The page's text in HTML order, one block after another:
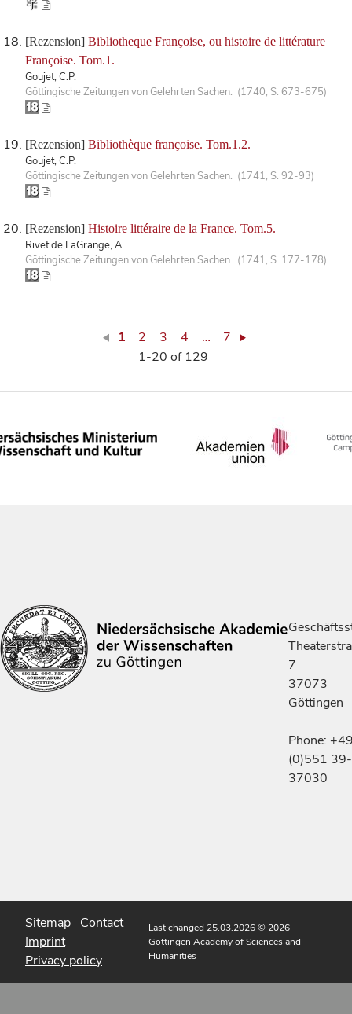
[Rezension] Bibliotheque Françoise, ou histoire de littérature
Françoise. Tom.1.
Goujet, C.P.
Göttingische Zeitungen von Gelehrten Sachen. (1740, S. 673-675)
[Rezension] Bibliothèque françoise. Tom.1.2.
Goujet, C.P.
Göttingische Zeitungen von Gelehrten Sachen. (1741, S. 92-93)
[Rezension] Histoire littéraire de la France. Tom.5.
Rivet de LaGrange, A.
Göttingische Zeitungen von Gelehrten Sachen. (1741, S. 177-178)
1 2 3 4 …
7
1-20 of 129
7
37073
Göttingen
Phone:
(0)551 39-
37030
Sitemap Contact
Imprint
Privacy policy
Last changed 25.03.2026© 2026
Göttingen Academy of Sciences and
Humanities